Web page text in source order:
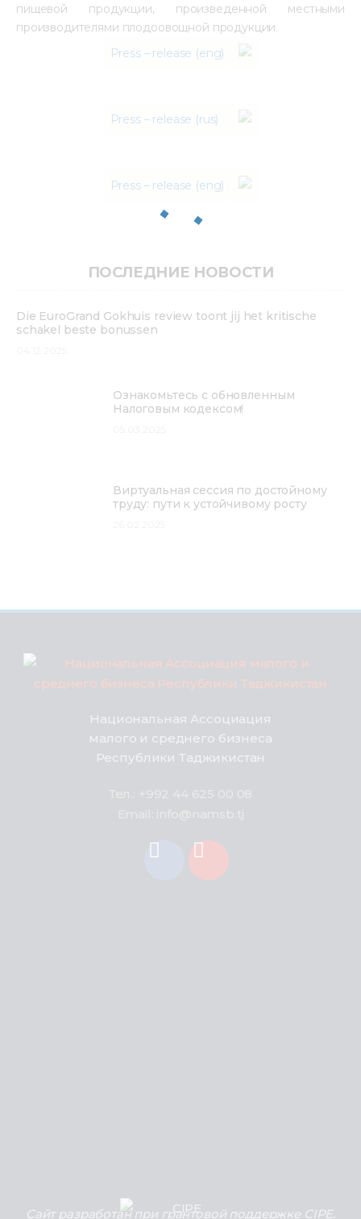
пищевой продукции, произведенной местными
производителями плодоовощной продукции.
Press – release (eng)
Press – release (rus)
Press – release (eng)
ПОСЛЕДНИЕ НОВОСТИ
Die EuroGrand Gokhuis review toont jij het kritische
schakel beste bonussen
Ознакомьтесь с обновленным
Налоговым кодексом!
Виртуальная сессия по достойному
труду: пути к устойчивому росту
Национальная Ассоциация
малого и среднего бизнеса
Республики Таджикистан
Сайт разработан при грантовой поддержке CIPE.